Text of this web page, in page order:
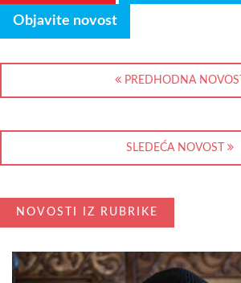
Objavite novost
PREDHODNA NOVOST
SLEDEĆA NOVOST
NOVOSTI IZ RUBRIKE